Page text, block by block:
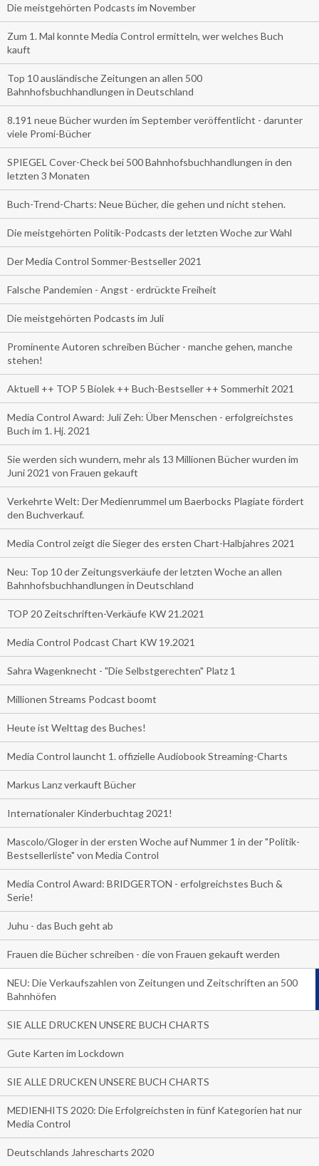
Die meistgehörten Podcasts im November
Zum 1. Mal konnte Media Control ermitteln, wer welches Buch
kauft
Top 10 ausländische Zeitungen an allen 500
Bahnhofsbuchhandlungen in Deutschland
8.191 neue Bücher wurden im September veröffentlicht - darunter
viele Promi-Bücher
SPIEGEL Cover-Check bei 500 Bahnhofsbuchhandlungen in den
letzten 3 Monaten
Buch-Trend-Charts: Neue Bücher, die gehen und nicht stehen.
Die meistgehörten Politik-Podcasts der letzten Woche zur Wahl
Der Media Control Sommer-Bestseller 2021
Falsche Pandemien - Angst - erdrückte Freiheit
Die meistgehörten Podcasts im Juli
Prominente Autoren schreiben Bücher - manche gehen, manche
stehen!
Aktuell ++ TOP 5 Biolek ++ Buch-Bestseller ++ Sommerhit 2021
Media Control Award: Juli Zeh: Über Menschen - erfolgreichstes
Buch im 1. Hj. 2021
Sie werden sich wundern, mehr als 13 Millionen Bücher wurden im
Juni 2021 von Frauen gekauft
Verkehrte Welt: Der Medienrummel um Baerbocks Plagiate fördert
den Buchverkauf.
Media Control zeigt die Sieger des ersten Chart-Halbjahres 2021
Neu: Top 10 der Zeitungsverkäufe der letzten Woche an allen
Bahnhofsbuchhandlungen in Deutschland
TOP 20 Zeitschriften-Verkäufe KW 21.2021
Media Control Podcast Chart KW 19.2021
Sahra Wagenknecht - "Die Selbstgerechten" Platz 1
Millionen Streams Podcast boomt
Heute ist Welttag des Buches!
Media Control launcht 1. offizielle Audiobook Streaming-Charts
Markus Lanz verkauft Bücher
Internationaler Kinderbuchtag 2021!
Mascolo/Gloger in der ersten Woche auf Nummer 1 in der "Politik-
Bestsellerliste" von Media Control
Media Control Award: BRIDGERTON - erfolgreichstes Buch &
Serie!
Juhu - das Buch geht ab
Frauen die Bücher schreiben - die von Frauen gekauft werden
NEU: Die Verkaufszahlen von Zeitungen und Zeitschriften an 500
Bahnhöfen
SIE ALLE DRUCKEN UNSERE BUCH CHARTS
Gute Karten im Lockdown
SIE ALLE DRUCKEN UNSERE BUCH CHARTS
MEDIENHITS 2020: Die Erfolgreichsten in fünf Kategorien hat nur
Media Control
Deutschlands Jahrescharts 2020